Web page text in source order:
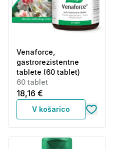
Venaforce,
gastrorezistentne
tablete (60 tablet)
60 tablet
18,16 €
V košarico